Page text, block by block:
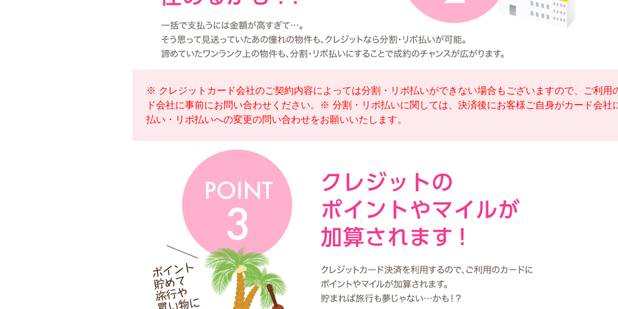
※ クレジットカード会社のご契約内容によっては分割・リボ払いができない場合もございますので、ご利用
ド会社に事前にお問い合わせください。※ 分割・リボ払いに関しては、決済後にお客様ご自身がカード会社
払い・リボ払いへの変更の問い合わせをお願いいたします。